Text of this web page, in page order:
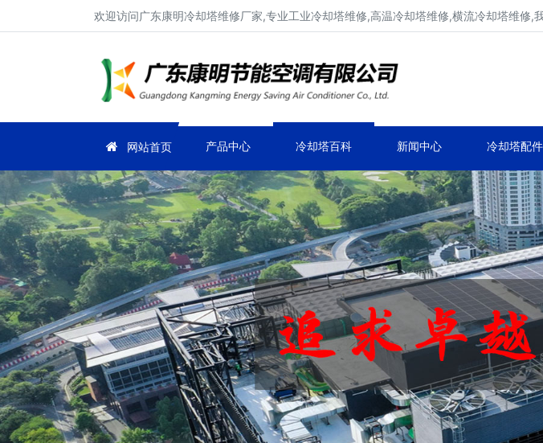
欢迎访问广东康明冷却塔维修厂家,专业工业冷却塔维修,高温冷却塔维修,横流冷却塔维修,
网站首页 产品中心 冷却塔百科 新闻中心 冷却塔配件